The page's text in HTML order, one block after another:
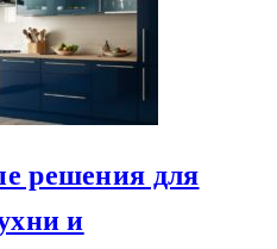
решения для
и